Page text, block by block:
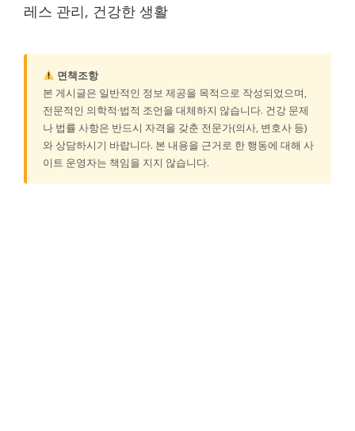
레스 관리, 건강한 생활
면책조항
본 게시글은 일반적인 정보 제공을 목적으로 작성되었으며,
전문적인 의학적·법적 조언을 대체하지 않습니다. 건강 문제
나 법률 사항은 반드시 자격을 갖춘 전문가(의사, 변호사 등)
와 상담하시기 바랍니다. 본 내용을 근거로 한 행동에 대해 사
이트 운영자는 책임을 지지 않습니다.